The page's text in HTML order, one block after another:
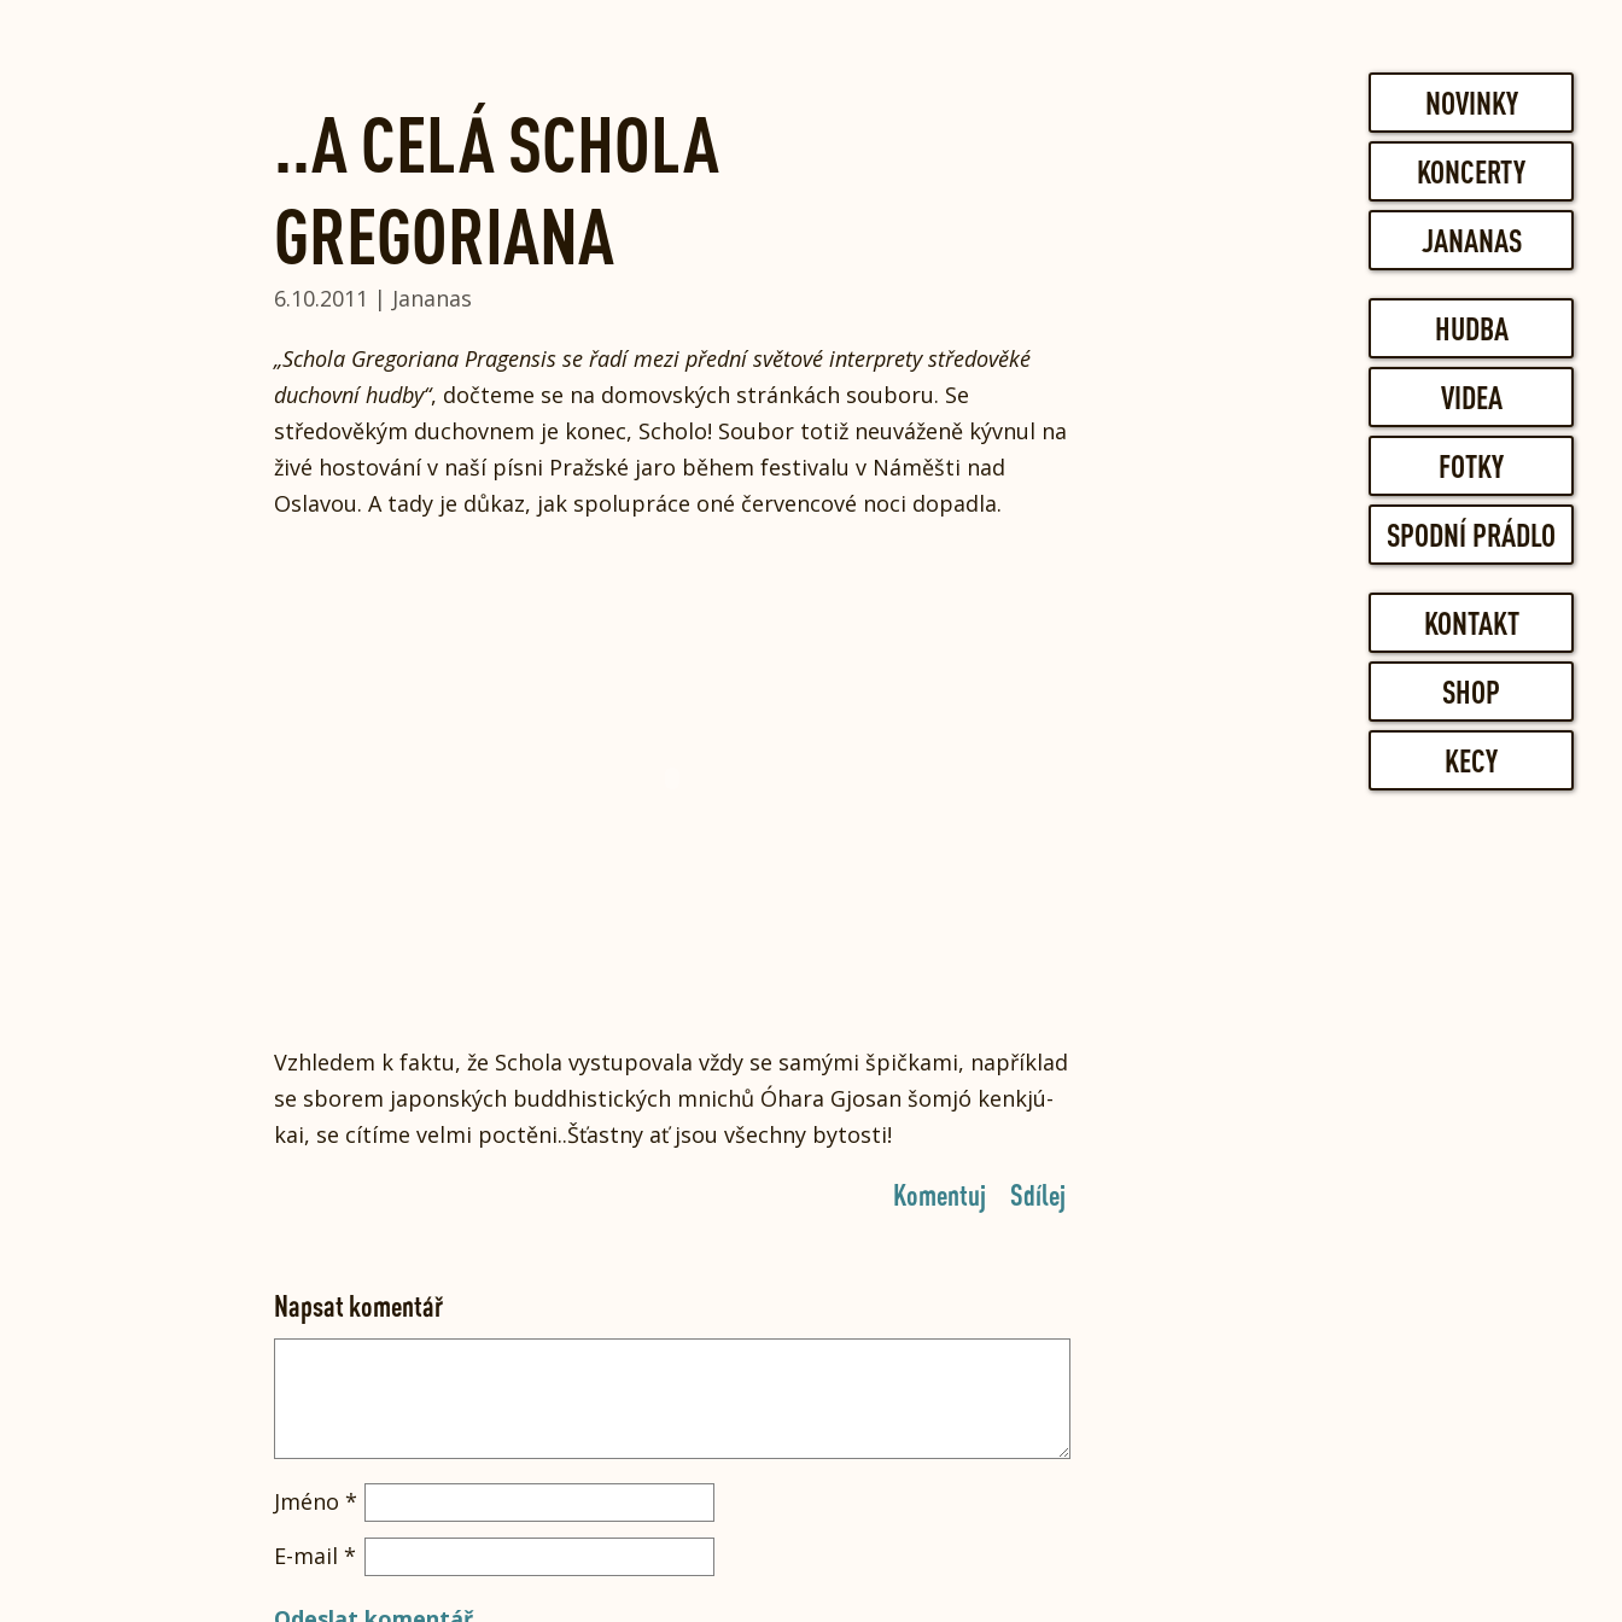
NOVINKY
KONCERTY
JANANAS
HUDBA
VIDEA
FOTKY
SPODNÍ PRÁDLO
KONTAKT
SHOP
KECY
..A CELÁ SCHOLA
GREGORIANA
6.10.2011 | Jananas
„Schola Gregoriana Pragensis se řadí mezi přední světové interprety středověké
duchovní hudby“, dočteme se na domovských stránkách souboru. Se
středověkým duchovnem je konec, Scholo! Soubor totiž neuváženě kývnul na
živé hostování v naší písni Pražské jaro během festivalu v Náměšti nad
Oslavou. A tady je důkaz, jak spolupráce oné červencové noci dopadla.
Vzhledem k faktu, že Schola vystupovala vždy se samými špičkami, například
se sborem japonských buddhistických mnichů Óhara Gjosan šomjó kenkjú-
kai, se cítíme velmi poctěni..Šťastny ať jsou všechny bytosti!
Sdílej
Komentuj
Napsat komentář
Jméno *
E-mail *